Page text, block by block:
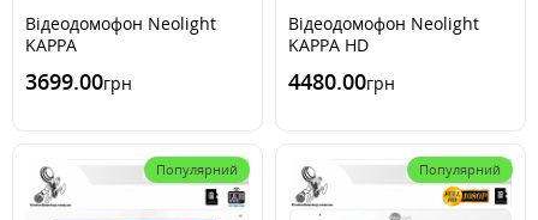
Відеодомофон Neolight
KAPPA
3699.00грн
Відеодомофон Neolight
KAPPA HD
4480.00грн
Популярний Популярний